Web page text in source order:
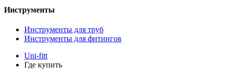
Инструменты
Инструменты для труб
Инструменты для фитингов
Uni-fitt
Где купить